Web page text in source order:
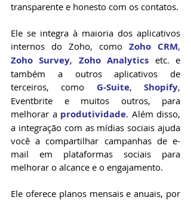
transparente e honesto com os contatos.
Ele se integra à maioria dos aplicativos
internos do Zoho, como Zoho CRM
Zoho Survey, Zoho Analytics etc. e
também a outros aplicativos de
terceiros, como G-Suite, Shopify,
Eventbrite e muitos outros, para
melhorar a produtividade. Além disso,
a integração com as mídias sociais ajuda
você a compartilhar campanhas de e-
mail em plataformas sociais para
melhorar o alcance e o engajamento.
Ele oferece planos mensais e anuais, por